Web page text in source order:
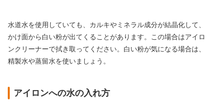
水道水を使用していても、カルキやミネラル成分が結晶化して、
かけ面から白い粉が出てくることがあります。この場合はアイロ
ンクリーナーで拭き取ってください。白い粉が気になる場合は、
精製水や蒸留水を使いましょう。
アイロンへの水の入れ方